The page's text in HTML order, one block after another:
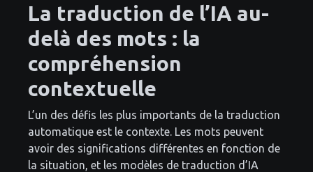
La traduction de l’IA au-
delà des mots : la
compréhension
contextuelle
L’un des défis les plus importants de la traduction
automatique est le contexte. Les mots peuvent
avoir des significations différentes en fonction de
la situation, et les modèles de traduction d’IA